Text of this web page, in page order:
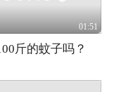
01:51
斤的蚊子吗？